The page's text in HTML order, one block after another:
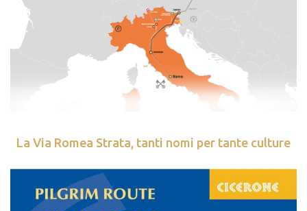
La Via Romea Strata, tanti nomi per tante culture